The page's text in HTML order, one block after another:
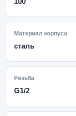
Материал корпуса
сталь
Резьба
G1/2